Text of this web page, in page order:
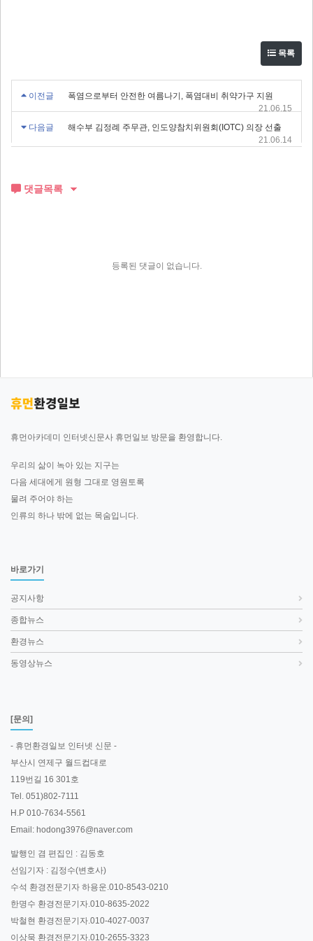
목록
이전글
폭염으로부터 안전한 여름나기, 폭염대비 취약가구 지원
21.06.15
다음글
해수부 김정례 주무관, 인도양참치위원회(IOTC) 의장 선출
21.06.14
댓글목록
등록된 댓글이 없습니다.
휴먼아카데미 인터넷신문사 휴먼일보 방문을 환영합니다.
우리의 삶이 녹아 있는 지구는
다음 세대에게 원형 그대로 영원토록
물려 주어야 하는
인류의 하나 밖에 없는 목숨입니다.
바로가기
공지사항
종합뉴스
환경뉴스
동영상뉴스
[문의]
- 휴먼환경일보 인터넷 신문 -
부산시 연제구 월드컵대로
119번길 16 301호
Tel. 051)802-7111
H.P 010-7634-5561
Email: hodong3976@naver.com
발행인 겸 편집인 : 김동호
선임기자 : 김정수(변호사)
수석 환경전문기자 하용운.010-8543-0210
한명수 환경전문기자.010-8635-2022
박철현 환경전문기자.010-4027-0037
이상묵 환경전문기자.010-2655-3323